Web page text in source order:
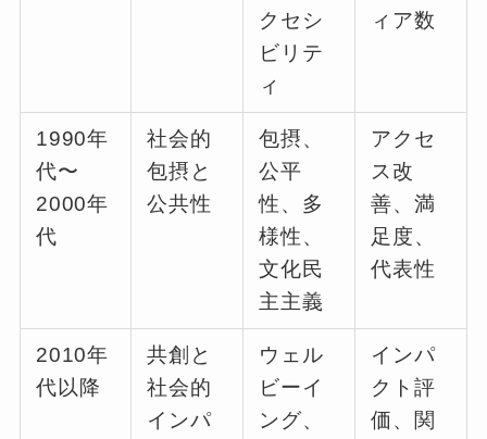
クセシ
ビリテ
ィ
ィア数
1990年
代〜
2000年
代
社会的
包摂と
公共性
包摂、
公平
性、多
様性、
文化民
主主義
アクセ
ス改
善、満
足度、
代表性
2010年
代以降
共創と
社会的
インパ
ウェル
ビーイ
ング、
インパ
クト評
価、関